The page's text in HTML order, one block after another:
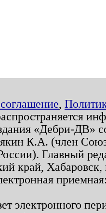
,
«Дебри-ДВ»
К.А. (член
Главный
край,
электронного